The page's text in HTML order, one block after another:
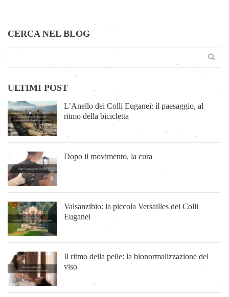
CERCA NEL BLOG
ULTIMI POST
L’Anello dei Colli Euganei: il paesaggio, al
ritmo della bicicletta
Dopo il movimento, la cura
Valsanzibio: la piccola Versailles dei Colli
Euganei
Il ritmo della pelle: la bionormalizzazione del
viso